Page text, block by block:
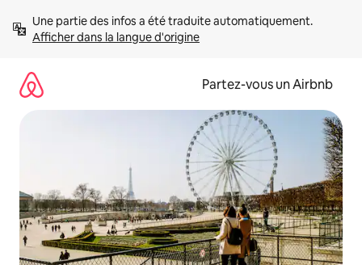
directement
Afficher dans la langue d'origine
Partez-vous un Airbnb